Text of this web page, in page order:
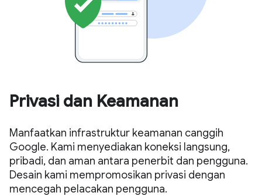
Privasi dan Keamanan
Manfaatkan infrastruktur keamanan canggih
Google. Kami menyediakan koneksi langsung,
pribadi, dan aman antara penerbit dan pengguna.
Desain kami mempromosikan privasi dengan
mencegah pelacakan pengguna.